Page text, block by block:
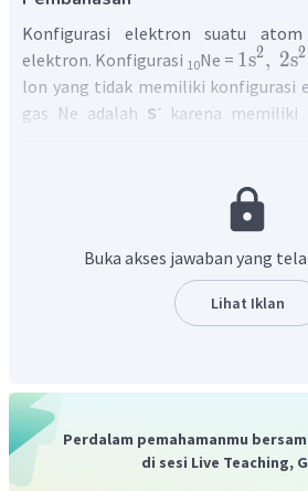
Konfigurasi elektron suatu
elektron. Konfigurasi 10Ne = 1s2, 2s2
lon yang tidak memiliki konfigurasi
gas Ne adalah S-
karena
Jadi, jawaban benar adalah E.
Buka akses jawaban yang
Lihat Iklan
Perdalam pemahamanmu
di sesi Live Teaching,